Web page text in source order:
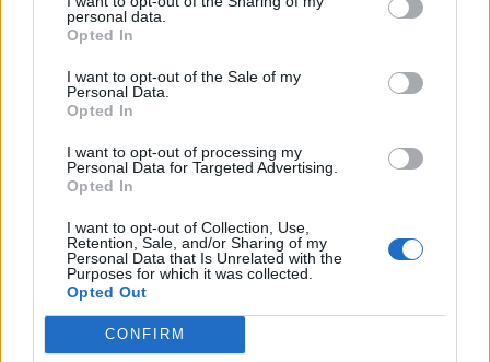
personal data.
Opted In
I want to opt-out of the Sale of my
Personal Data.
Opted In
I want to opt-out of processing my
Personal Data for Targeted Advertising.
Opted In
I want to opt-out of Collection, Use,
Retention, Sale, and/or Sharing of my
Personal Data that Is Unrelated with the
Purposes for which it was collected.
Opted Out
CONFIRM
Badi Tiefenbrunnen
Manchmal ist der zweitplatzierte die Nummer Eins: Mit
dem 2er Tram bequem und lässig durch ganz Zürich
kurven, von Tiefenbrunnen bis raus aus der Stadt in die
Agglo. Im alten Tram unbedingt ganz hinten einsteigen